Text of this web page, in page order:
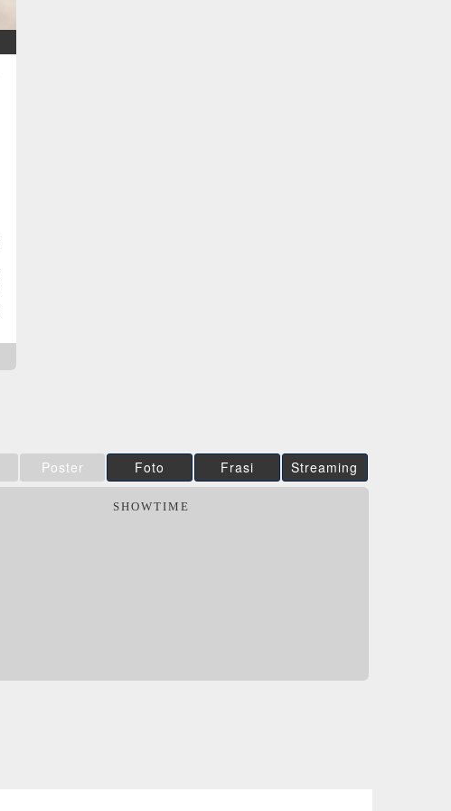
Poster Foto Frasi Streaming
SHOWTIME